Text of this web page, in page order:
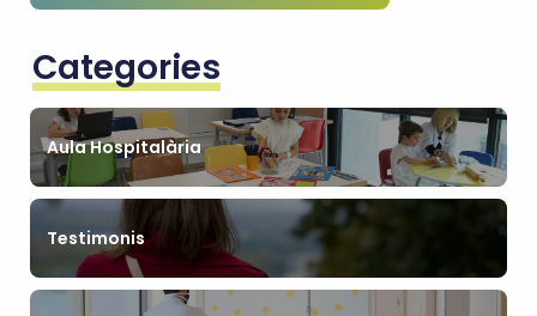
Categories
Aula Hospitalària
Testimonis